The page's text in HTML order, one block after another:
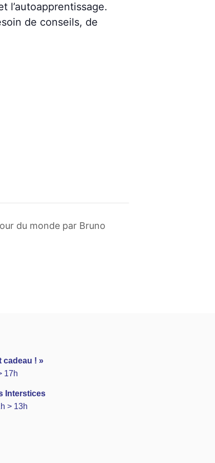
l’autoapprentissage.
de conseils, de
du monde par Bruno
cadeau ! »
17h
Interstices
> 13h